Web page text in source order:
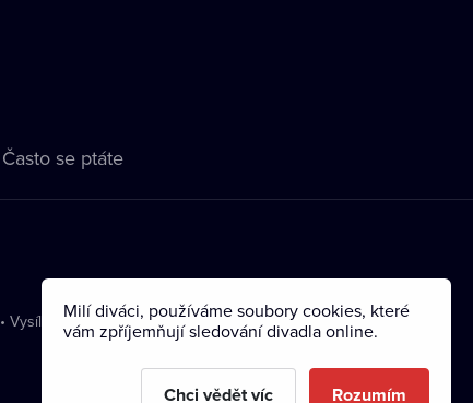
Často se ptáte
• Vysílání
Milí diváci, používáme soubory cookies, které
vám zpříjemňují sledování divadla online.
Chci vědět víc Rozumím